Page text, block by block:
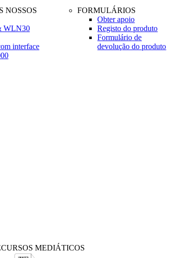
NOSSOS
WLN30
interface
FORMULÁRIOS
Obter apoio
Registo do produto
Formulário de
devolução do produto
MEDIÁTICOS